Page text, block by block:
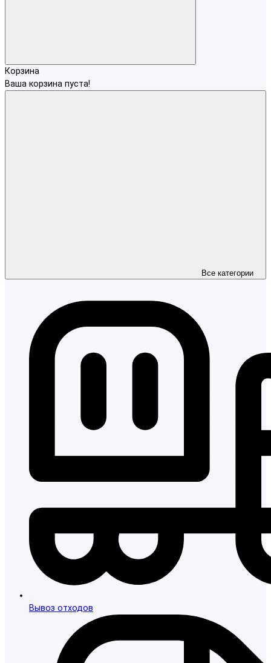
Корзина
Ваша корзина пуста!
Все категории
Вывоз отходов